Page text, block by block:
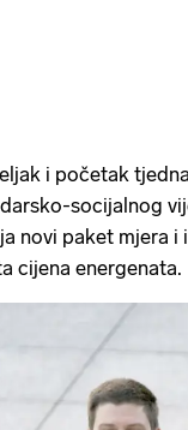
i početak
socijalnog
novi paket mjera i
cijena energenata.